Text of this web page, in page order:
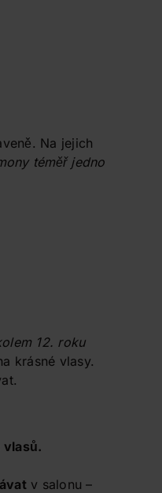
Na jejich
téměř jedno
12. roku
krásné vlasy.
v salonu –